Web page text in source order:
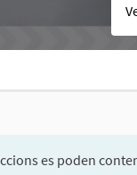
es poden